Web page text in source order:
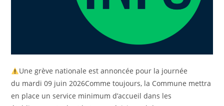
Une grève nationale est annoncée pour la journée
du mardi 09 juin 2026Comme toujours, la Commune mettra
en place un service minimum d’accueil dans les